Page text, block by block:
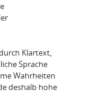
Klartext,
Sprache
Wahrheiten
deshalb hohe